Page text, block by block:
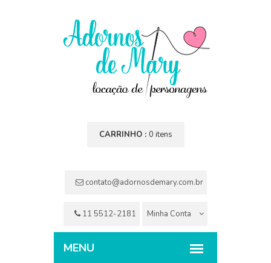
CARRINHO : 0 itens
contato@adornosdemary.com.br
11 5512-2181 Minha Conta